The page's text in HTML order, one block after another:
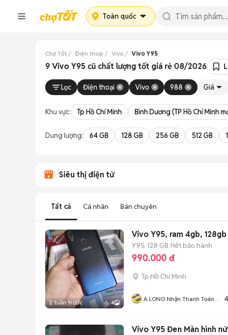
Toàn quốc
Chợ Tốt Điện thoại Vivo Vivo Y95
9 Vivo Y95 cũ chất lượng tốt giá rẻ 08/2026
Lọc Điện thoại Vivo 988 Giá
Khu vực: Tp Hồ Chí Minh Bình Dương (TP Hồ Chí Minh
Dung lượng: 64 GB 128 GB 256 GB 512 GB
Siêu thị điện tử
Tất cả Cá nhân Bán chuyên
2 tuần trước 4
Vivo Y95, ram 4gb, 128gb
Y95 128 GB Hết bảo hành
990.000 đ
Tp Hồ Chí Minh
A LONG Nhận Thanh Toán
Vivo Y95 Đen Màn hình